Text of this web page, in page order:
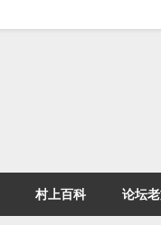
村上百科 论坛